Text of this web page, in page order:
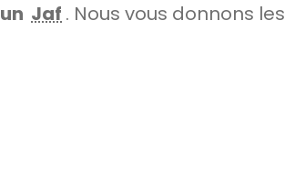
Jaf . Nous vous donnons les